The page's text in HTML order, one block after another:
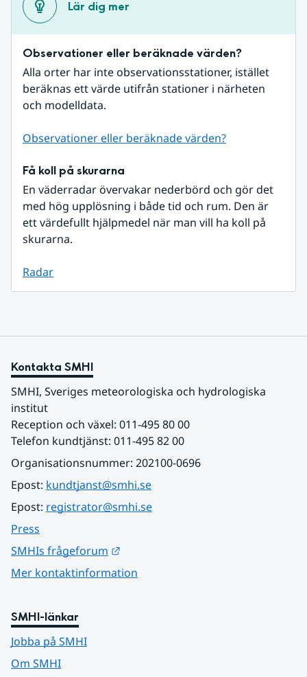
Lär dig mer
Observationer eller beräknade värden?
Alla orter har inte observationsstationer, istället
beräknas ett värde utifrån stationer i närheten
och modelldata.
Observationer eller beräknade värden?
Få koll på skurarna
En väderradar övervakar nederbörd och gör det
med hög upplösning i både tid och rum. Den är
ett värdefullt hjälpmedel när man vill ha koll på
skurarna.
Radar
Kontakta SMHI
SMHI, Sveriges meteorologiska och hydrologiska
institut
Reception och växel: 011-495 80 00
Telefon kundtjänst: 011-495 82 00
Organisationsnummer: 202100-0696
Epost: kundtjanst@smhi.se
Epost: registrator@smhi.se
Press
SMHIs frågeforum
Mer kontaktinformation
SMHI-länkar
Jobba på SMHI
Om SMHI